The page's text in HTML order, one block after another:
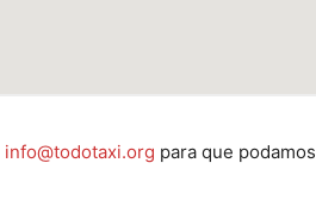
info@todotaxi.org para que podamos